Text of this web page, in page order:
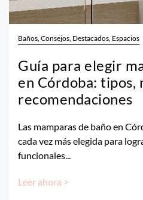
Baños, Consejos, Destacados, Espacios
Guía para elegir
en Córdoba: tipos,
recomendaciones
Las mamparas de baño en
cada vez más elegida para
funcionales...
Leer ahora >